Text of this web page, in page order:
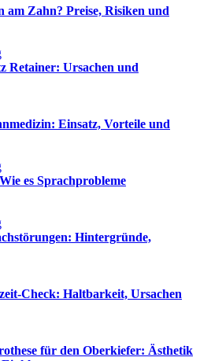
am Zahn? Preise, Risiken und
Retainer: Ursachen und
Einsatz, Vorteile und
es Sprachprobleme
Hintergründe,
Check: Haltbarkeit, Ursachen
für den Oberkiefer: Ästhetik